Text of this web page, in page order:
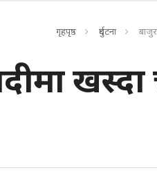
गृहपृष्ठ दुर्घटना